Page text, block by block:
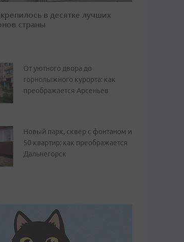
в десятке лучших
страны
От уютного двора до
горнолыжного курорта: как
преображается Арсеньев
Новый парк, сквер с фонтаном и
50 квартир: как преображается
Дальнегорск